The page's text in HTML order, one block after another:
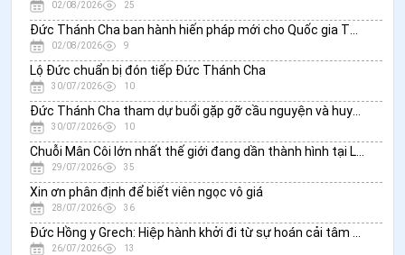
02/08/2026 25
02/08/2026 9
Lộ Đức chuẩn bị đón tiếp Đức Thánh Cha
30/07/2026 10
30/07/2026 10
29/07/2026 35
Xin ơn phân định để biết viên ngọc vô giá
28/07/2026 36
26/07/2026 13